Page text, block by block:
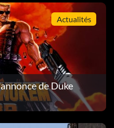
Actualités
de Duke